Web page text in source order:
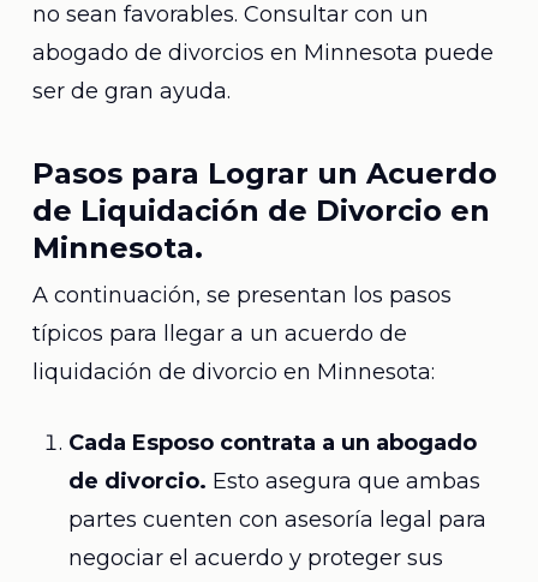
no sean favorables. Consultar con un
abogado de divorcios en Minnesota puede
ser de gran ayuda.
Pasos para Lograr un Acuerdo
de Liquidación de Divorcio en
Minnesota.
A continuación, se presentan los pasos
típicos para llegar a un acuerdo de
liquidación de divorcio en Minnesota:
Cada Esposo contrata a un abogado
de divorcio. Esto asegura que ambas
partes cuenten con asesoría legal para
negociar el acuerdo y proteger sus